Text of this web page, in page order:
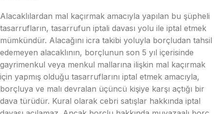
Alacaklılardan mal kaçırmak amacıyla yapılan bu şüpheli
tasarrufların, tasarrufun iptali davası yolu ile iptal etmek
mümkündür. Alacağını icra takibi yoluyla borçludan tahsil
edemeyen alacaklının, borçlunun son 5 yıl içerisinde
gayrimenkul veya menkul mallarına ilişkin mal kaçırmak
için yapmış olduğu tasarruflarını iptal etmek amacıyla,
borçluya ve malı devralan üçüncü kişiye karşı açtığı bir
dava türüdür. Kural olarak cebri satışlar hakkında iptal